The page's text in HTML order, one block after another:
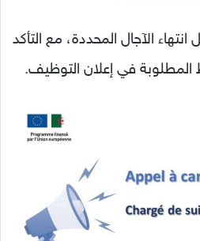
الآجال المحددة، مع التأكد
في إعلان التوظيف.